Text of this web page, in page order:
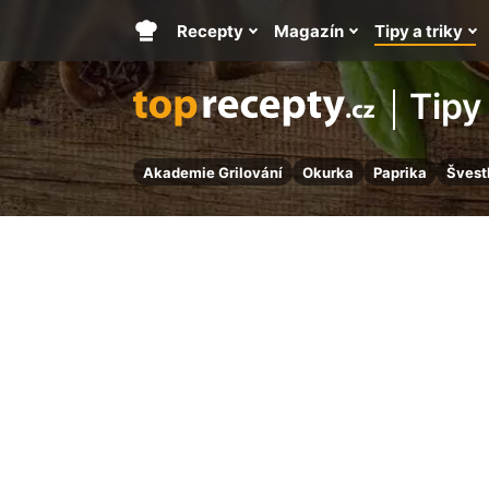
Akademie Grilování Okurka Paprika
Hlavní
stránka
Recepty Magazín Tipy a triky